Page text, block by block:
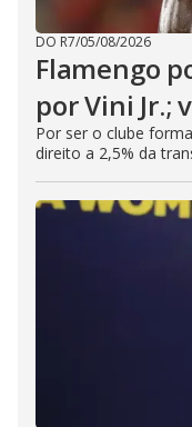
DO R7/05/08/2026
Flamengo
por Vini Jr.;
Por ser o clube
direito a 2,5% da